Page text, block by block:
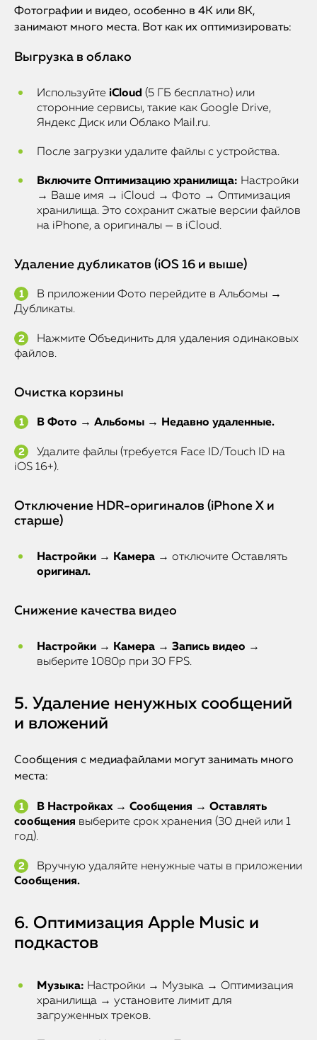
Фотографии и видео, особенно в 4K или 8K,
занимают много места. Вот как их оптимизировать:
Выгрузка в облако
Используйте iCloud (5 ГБ бесплатно) или
сторонние сервисы, такие как Google Drive,
Яндекс Диск или Облако Mail.ru.
После загрузки удалите файлы с устройства.
Включите Оптимизацию хранилища: Настройки
→ Ваше имя → iCloud → Фото → Оптимизация
хранилища. Это сохранит сжатые версии файлов
на iPhone, а оригиналы — в iCloud.
Удаление дубликатов (iOS 16 и выше)
В приложении Фото перейдите в Альбомы →
Дубликаты.
Нажмите Объединить для удаления одинаковых
файлов.
Очистка корзины
В Фото → Альбомы → Недавно удаленные.
Удалите файлы (требуется Face ID/Touch ID на
iOS 16+).
Отключение HDR-оригиналов (iPhone X и
старше)
Настройки → Камера → отключите Оставлять
оригинал.
Снижение качества видео
Настройки → Камера → Запись видео →
выберите 1080p при 30 FPS.
5. Удаление ненужных сообщений
и вложений
Сообщения с медиафайлами могут занимать много
места:
В Настройках → Сообщения → Оставлять
сообщения выберите срок хранения (30 дней или 1
год).
Вручную удаляйте ненужные чаты в приложении
Сообщения.
6. Оптимизация Apple Music и
подкастов
Музыка: Настройки → Музыка → Оптимизация
хранилища → установите лимит для
загруженных треков.